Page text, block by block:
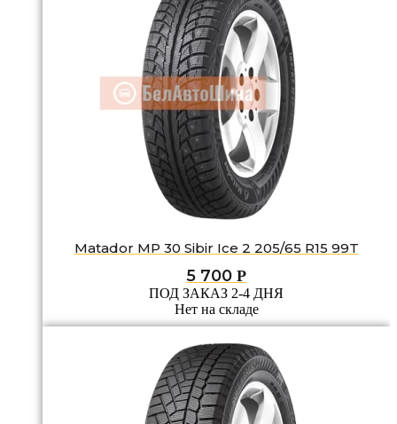
Matador MP 30 Sibir Ice 2 205/65 R15 99T
5 700 Р
ПОД ЗАКАЗ 2-4 ДНЯ
Нет на складе